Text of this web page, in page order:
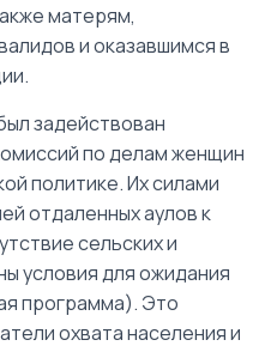
матерям,
и оказавшимся в
задействован
по делам женщин
политике. Их силами
отдаленных аулов к
сельских и
условия для ожидания
программа). Это
охвата населения и